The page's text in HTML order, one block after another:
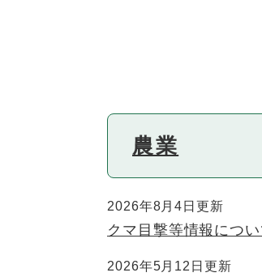
農業
2026年8月4日更新
クマ目撃等情報につい
2026年5月12日更新